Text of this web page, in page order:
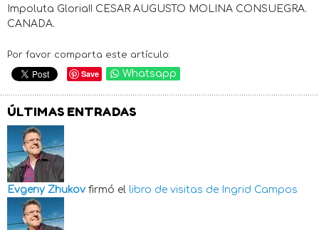
Impoluta Gloria!! CESAR AUGUSTO MOLINA CONSUEGRA.
CANADA.
Por favor comparta este artículo:
Save Whatsapp
ÚLTIMAS ENTRADAS
Evgeny Zhukov firmó el libro de visitas de Ingrid Campos